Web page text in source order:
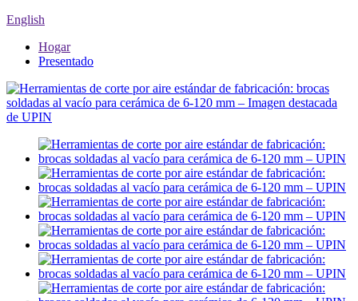
English
Hogar
Presentado